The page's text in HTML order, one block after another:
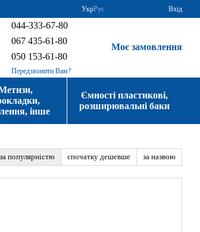
УкрРус Вхід
044-333-67-80
067 435-61-80
050 153-61-80
Передзвонити Вам?
Моє замовлення
інше
Ємності пластикові,
розширювальні баки
за популярністю спочатку дешевше за назвою